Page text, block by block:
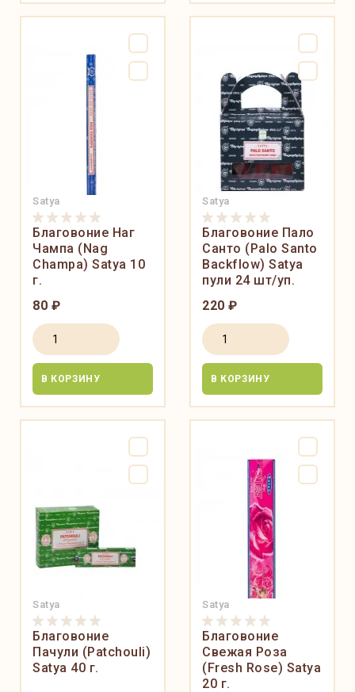
Satya
Благовоние Наг
Чампа (Nag
Champa) Satya 10
г.
80 ₽
В КОРЗИНУ
Satya
Благовоние Пало
Санто (Palo Santo
Backflow) Satya
пули 24 шт/уп.
220 ₽
В КОРЗИНУ
Satya
Благовоние
Пачули (Patchouli)
Satya 40 г.
Satya
Благовоние
Свежая Роза
(Fresh Rose) Satya
20 г.